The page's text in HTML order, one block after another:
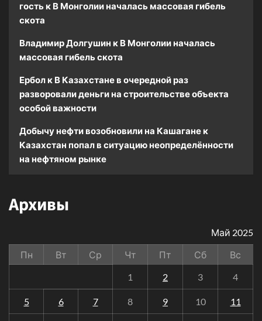
гость к В Монголии началась массовая гибель
скота
Владимир Долгушин к В Монголии началась
массовая гибель скота
Ербол к В Казахстане в очередной раз
разворовали деньги на строительстве объекта
особой важности
Добычу нефти возобновили на Кашагане к
Казахстан попал в ситуацию неопределённости
на нефтяном рынке
Архивы
Май 2025
Пн
Вт Ср Чт Пт Сб
Вс
1
2 3 4
5 6 7 8 9 10 11